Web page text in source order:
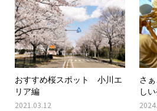
おすすめ桜スポット 小川エ
リア編
2021.03.12
さ
し